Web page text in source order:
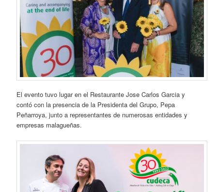
El evento tuvo lugar en el Restaurante Jose Carlos Garcia y
contó con la presencia de la Presidenta del Grupo, Pepa
Peñarroya, junto a representantes de numerosas entidades y
empresas malagueñas.